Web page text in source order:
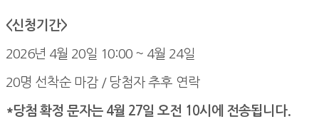
<신청기간>
2026년 4월 20일 10:00 ~ 4월 24일
20명 선착순 마감 / 당첨자 추후 연락
*당첨 확정 문자는 4월 27일 오전 10시에 전송됩니다.